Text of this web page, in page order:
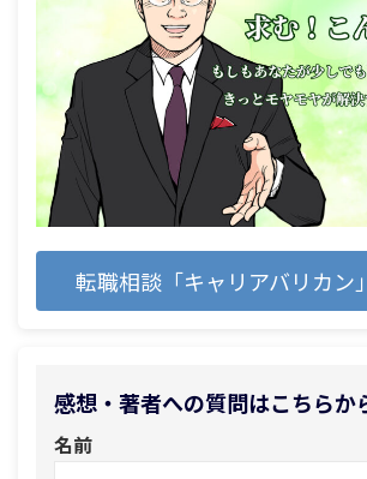
転職相談「キャリアバリカン
感想・著者への質問はこちらか
名前